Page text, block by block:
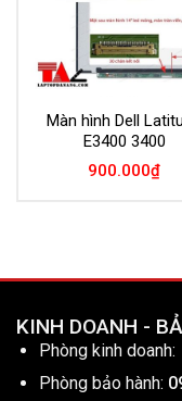
Màn hình Dell
E3400 3400
900.000₫
KINH DOANH -
Phòng kinh doanh:
Phòng bảo hành: